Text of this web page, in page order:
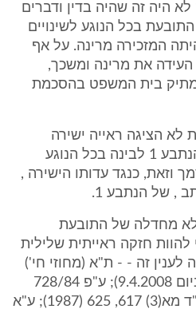
היה זה שהיה בדין ודברים
של התובעת בכל הנוגע לשינויים
המזכירה מרינה. על אף
את מרינה ומשכך,
מתיק בית המשפט בהסכמת
לא הציגה ראייה ישירה
באשר לדין והדברים בין הנתבע 1 לבינה בכל הנוגע
וזאת, כנגד עדותו הישירה ,
, של הנתבע 1.
מחדלה של התובעת
חזקה ראייתית שלילית
זה - - ת"א (מחוזי חי')
595/02 כהן נ' כהן (ניתן ביום 9.4.2008); ע"פ 728/84
חרמון נ' מדינת ישראל, פ"ד מא(3) 617, 625 (1987); ע"א